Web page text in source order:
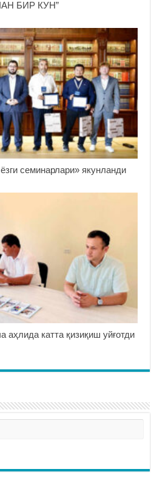
БИР КУН”
семинарлари» якунланди
катта қизиқиш уйғотди